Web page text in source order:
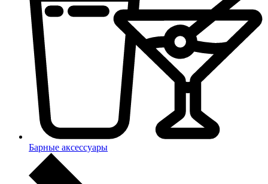
Барные аксессуары